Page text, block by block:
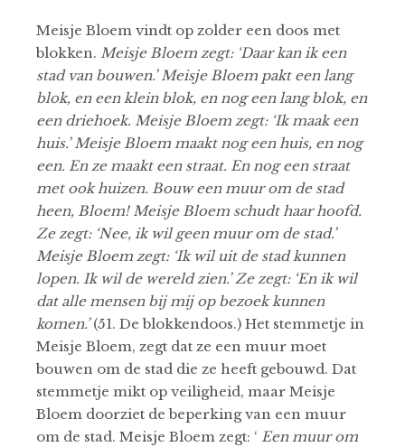
Meisje Bloem vindt op zolder een doos met
blokken. Meisje Bloem zegt: ‘Daar kan ik een
stad van bouwen.’ Meisje Bloem pakt een lang
blok, en een klein blok, en nog een lang blok, en
een driehoek. Meisje Bloem zegt: ‘Ik maak een
huis.’ Meisje Bloem maakt nog een huis, en nog
een. En ze maakt een straat. En nog een straat
met ook huizen. Bouw een muur om de stad
heen, Bloem! Meisje Bloem schudt haar hoofd.
Ze zegt: ‘Nee, ik wil geen muur om de stad.’
Meisje Bloem zegt: ‘Ik wil uit de stad kunnen
lopen. Ik wil de wereld zien.’ Ze zegt: ‘En ik wil
dat alle mensen bij mij op bezoek kunnen
komen.’(51. De blokkendoos.) Het stemmetje in
Meisje Bloem, zegt dat ze een muur moet
bouwen om de stad die ze heeft gebouwd. Dat
stemmetje mikt op veiligheid, maar Meisje
Bloem doorziet de beperking van een muur
om de stad. Meisje Bloem zegt: ‘ Een muur om